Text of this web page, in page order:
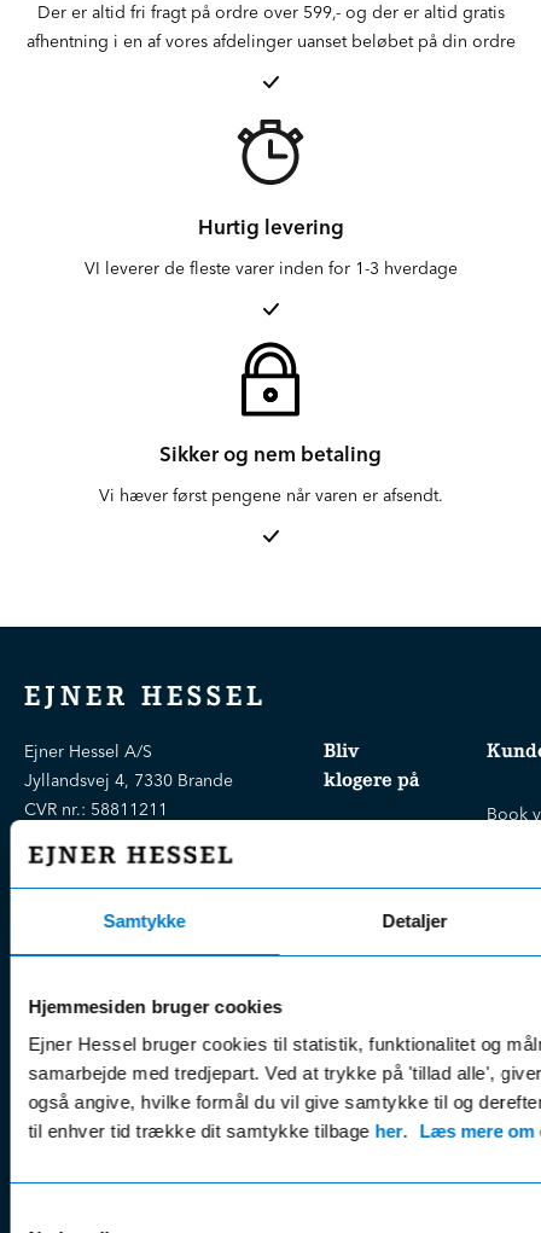
Samtykke Detaljer
Hjemmesiden bruger cookies
Ejner Hessel bruger cookies til statistik, funktionalitet og
samarbejde med tredjepart. Ved at trykke på 'tillad alle',
også angive, hvilke formål du vil give samtykke til og
til enhver tid trække dit samtykke tilbage her. Læs mere om
Der er altid fri fragt på ordre over 599,- og der er altid gratis
afhentning i en af vores afdelinger uanset beløbet på din ordre
Hurtig levering
VI leverer de fleste varer inden for 1-3 hverdage
Sikker og nem betaling
Vi hæver først pengene når varen er afsendt.
EJNER HESSEL
Ejner Hessel A/S
Jyllandsvej 4, 7330 Brande
CVR nr.: 58811211
E-mail:info@hessel.dk
Åbningstider
Man - Fre:
07.30 - 17.30
Sikker betaling
Bliv
klogere på
Fordels- &
Kampagner
& nyheder
Leasing &
finansiering
Book